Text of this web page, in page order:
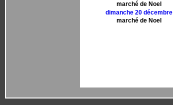
marché de Noel
dimanche 20 décembre
marché de Noel